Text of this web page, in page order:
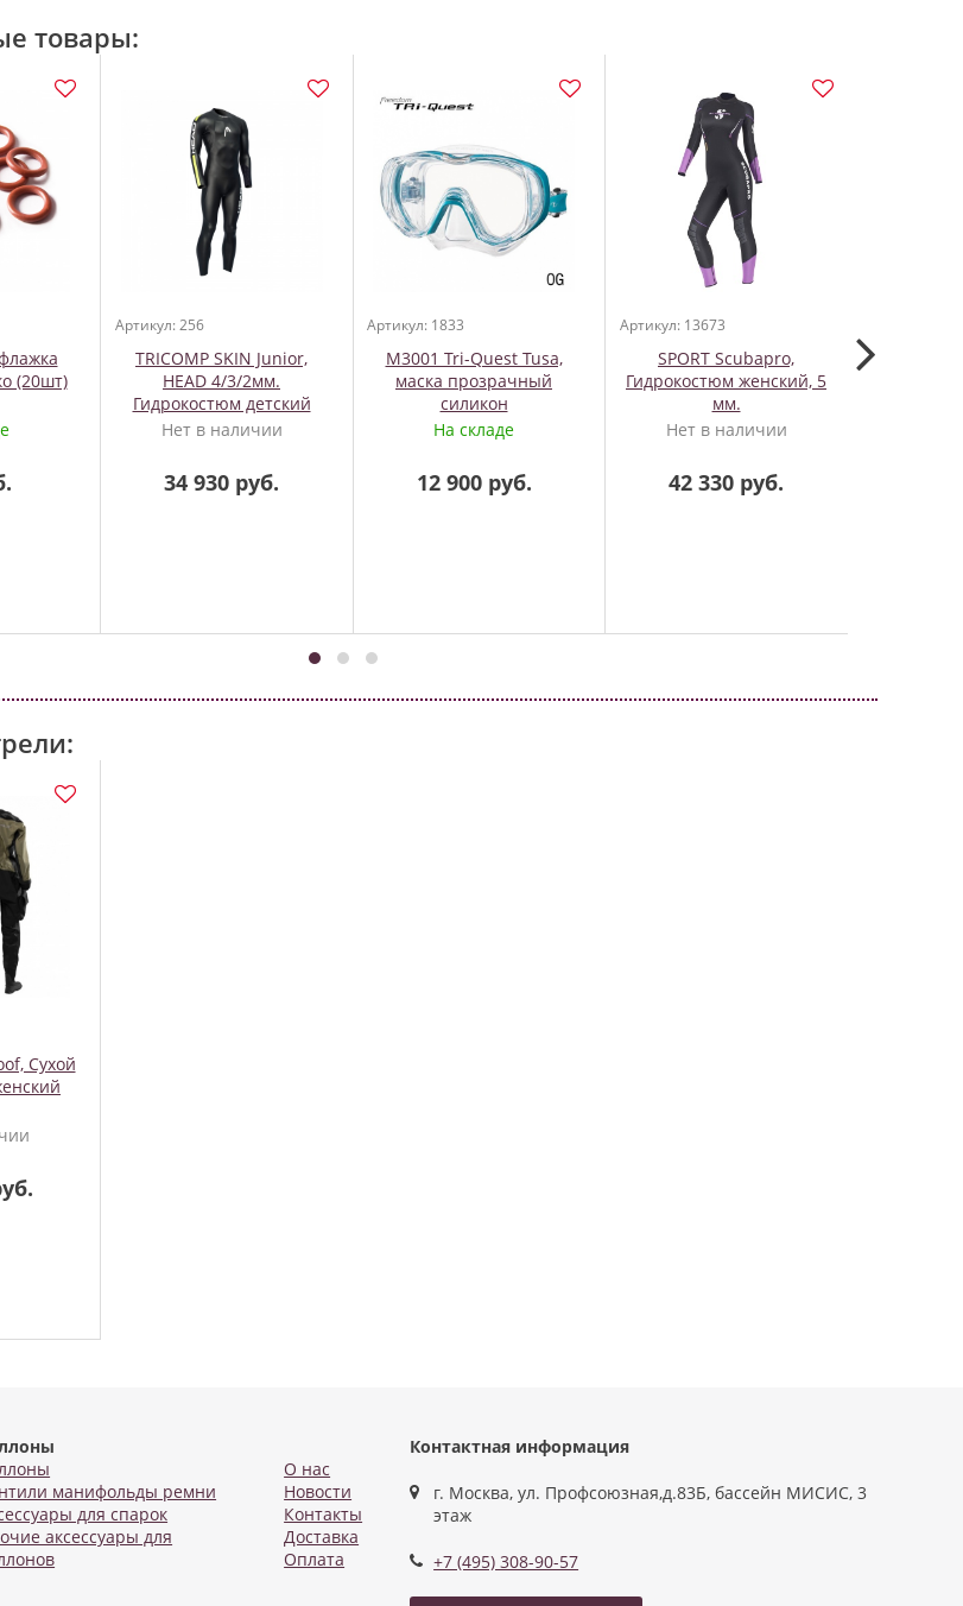
товары:
(20шт)
Артикул: 256
TRICOMP SKIN Junior,
HEAD 4/3/2мм.
Гидрокостюм детский
Нет в наличии
34 930 руб.
Артикул: 1833
M3001 Tri-Quest Tusa,
маска прозрачный
силикон
На складе
12 900 руб.
Артикул: 13673
SPORT Scubapro,
Гидрокостюм женский, 5
мм.
Нет в наличии
42 330 руб.
Сухой
манифольды ремни
для спарок
аксессуары для
О нас
Новости
Контакты
Доставка
Оплата
Контактная информация
г. Москва, ул. Профсоюзная,д.83Б, бассейн МИСИС, 3
этаж
+7 (495) 308-90-57